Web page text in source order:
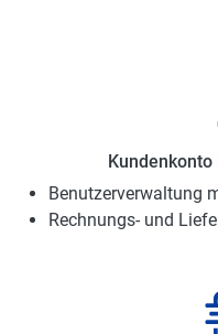
Benutzerverwaltung
Rechnungs- und